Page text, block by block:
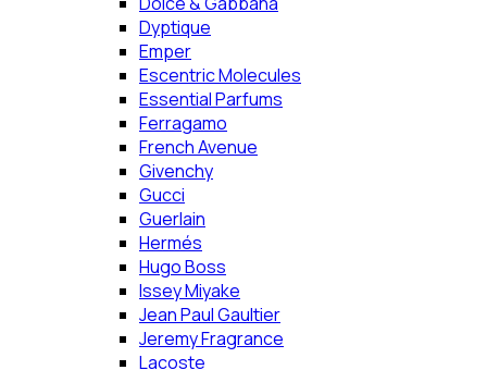
Dyptique
Emper
Escentric Molecules
Essential Parfums
Ferragamo
French Avenue
Givenchy
Gucci
Guerlain
Hermés
Hugo Boss
Issey Miyake
Jean Paul Gaultier
Jeremy Fragrance
Lacoste